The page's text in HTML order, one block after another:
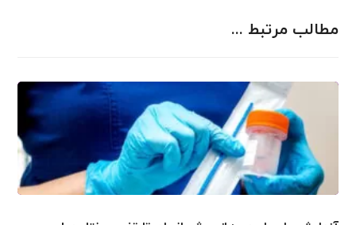
مطالب مرتبط ...